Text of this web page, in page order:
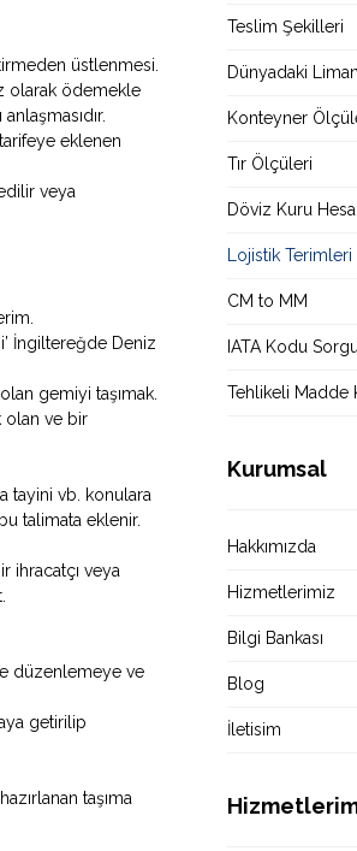
üstlenmesi.
olarak ödemekle
eklenen
veya
İngiltereğde Deniz
gemiyi taşımak.
olan ve bir
tayini vb. konulara
talimata eklenir.
ihracatçı veya
düzenlemeye ve
getirilip
taşıma
Teslim Şekilleri
Dünyadaki
Konteyner
Tır Ölçüleri
Döviz Kuru
Lojistik Terimleri
CM to MM
IATA Kodu
Tehlikeli Madde
Kurumsal
Hakkımızda
Hizmetlerimiz
Bilgi Bankası
Blog
İletisim